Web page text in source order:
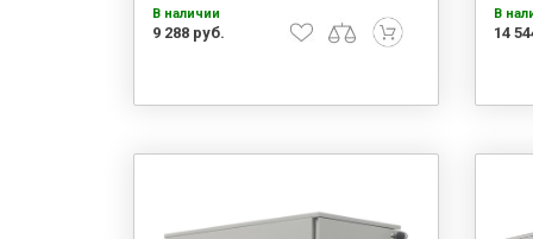
В наличии
9 288 руб.
В
14